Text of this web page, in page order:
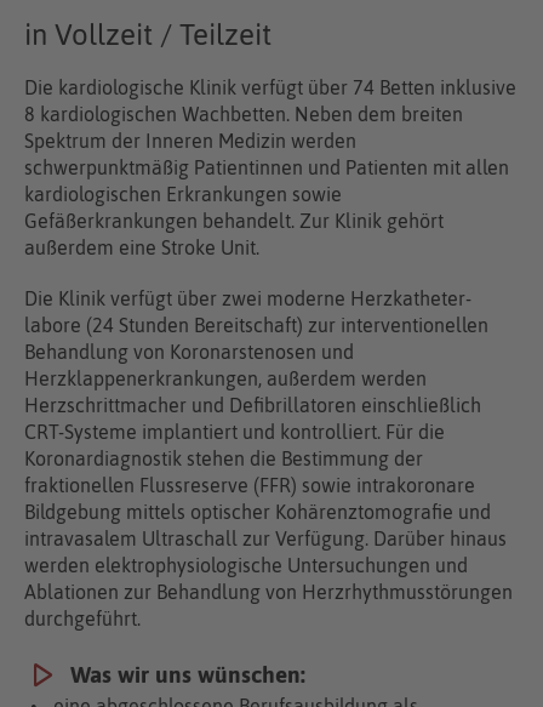
in Vollzeit / Teilzeit
Die kardiologische Klinik ver­fügt über 74 Betten inklusive
8 kardiologischen Wachbetten. Neben dem breiten
Spektrum der Inneren Medizin werden
schwerpunktmäßig Patien­tinnen und Patienten mit allen
kardiologischen Erkrankungen sowie
Gefäßerkrankungen behandelt. Zur Klinik gehört
außerdem eine Stroke Unit.
Die Klinik ver­fügt über zwei moderne Herz­katheter­
labore (24 Stunden Bereitschaft) zur interventionellen
Behandlung von Koronarstenosen und
Herzklappenerkrankungen, außerdem werden
Herzschrittmacher und Defibrillatoren einschließlich
CRT-Systeme implantiert und kontrolliert. Für die
Koronardiagnostik stehen die Bestimmung der
fraktionellen Flussreserve (FFR) sowie intrakoronare
Bildgebung mittels optischer Kohärenztomografie und
intravasalem Ultraschall zur Verfügung. Darüber hinaus
werden elektrophysiologische Unter­suchungen und
Ablationen zur Behandlung von Herzrhythmusstörungen
durchgeführt.
Was wir uns wünschen: